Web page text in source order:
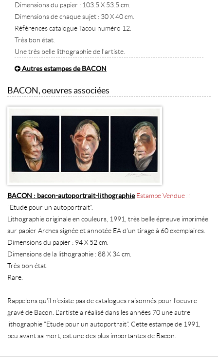
Dimensions du papier : 103.5 X 53.5 cm.
Dimensions de chaque sujet : 30 X 40 cm.
Références catalogue Tacou numéro 12.
Très bon état.
Une très belle lithographie de l'artiste.
Autres estampes de BACON
BACON, oeuvres associées
BACON : bacon-autoportrait-lithographie Estampe Vendue
"Etude pour un autoportrait".
Lithographie originale en couleurs, 1991, très belle épreuve imprimée
sur papier Arches signée et annotée EA d'un tirage à 60 exemplaires.
Dimensions du papier : 94 X 52 cm.
Dimensions de la lithographie : 88 X 34 cm.
Très bon état.
Rare.
Rappelons qu'il n'existe pas de catalogues raisonnés pour l'oeuvre
gravé de Bacon. L'artiste a réalisé dans les années 70 une autre
lithographie "Etude pour un autoportrait". Cette estampe de 1991,
peu avant sa mort, est une des plus importantes de Bacon.